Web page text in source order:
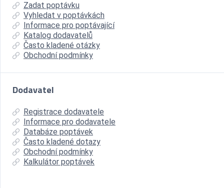
Zadat poptávku
Vyhledat v poptávkách
Informace pro poptávající
Katalog dodavatelů
Často kladené otázky
Obchodní podmínky
Dodavatel
Registrace dodavatele
Informace pro dodavatele
Databáze poptávek
Často kladené dotazy
Obchodní podmínky
Kalkulátor poptávek